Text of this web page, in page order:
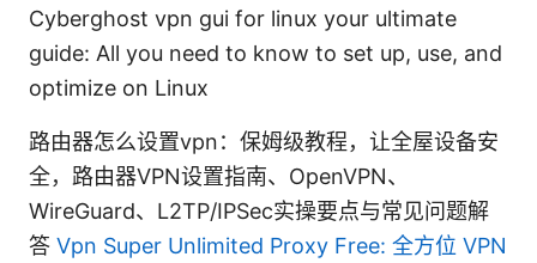
Cyberghost vpn gui for linux your ultimate
guide: All you need to know to set up, use, and
optimize on Linux
路由器怎么设置vpn：保姆级教程，让全屋设备安
全，路由器VPN设置指南、OpenVPN、
WireGuard、L2TP/IPSec实操要点与常见问题解
答 Vpn Super Unlimited Proxy Free: 全方位 VPN